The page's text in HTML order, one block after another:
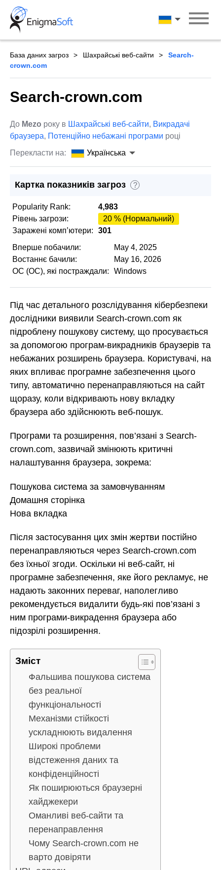
Skip
content
Українська
База даних загроз Шахрайські веб-сайти
Search-
crown.com
Search-crown.com
До Mezo року в Шахрайські веб-сайти, Викрадачі
браузера, Потенційно небажані програми році
Перекласти на:
Українська
Картка показників загроз ?
Popularity Rank:
4,983
Рівень загрози:
20 % (Нормальний)
Заражені комп’ютери:
301
Вперше побачили:
May 4, 2025
Востаннє бачили:
May 16, 2026
ОС (ОС), які постраждали:
Windows
Під час детального розслідування кібербезпеки
дослідники виявили Search-crown.com як
підроблену пошукову систему, що просувається
за допомогою програм-викрадників браузерів та
небажаних розширень браузера. Користувачі, на
яких впливає програмне забезпечення цього
типу, автоматично перенаправляються на сайт
щоразу, коли відкривають нову вкладку
браузера або здійснюють веб-пошук.
Програми та розширення, пов’язані з Search-
crown.com, зазвичай змінюють критичні
налаштування браузера, зокрема:
Пошукова система за замовчуванням
Домашня сторінка
Нова вкладка
Після застосування цих змін жертви постійно
перенаправляються через Search-crown.com
без їхньої згоди. Оскільки ні веб-сайт, ні
програмне забезпечення, яке його рекламує, не
надають законних переваг, наполегливо
рекомендується видалити будь-які пов’язані з
ним програми-викрадення браузера або
підозрілі розширення.
Зміст
Фальшива пошукова система
без реальної
функціональності
Механізми стійкості
ускладнюють видалення
Широкі проблеми
відстеження даних та
конфіденційності
Як поширюються браузерні
хайджекери
Оманливі веб-сайти та
перенаправлення
Чому Search-crown.com не
варто довіряти